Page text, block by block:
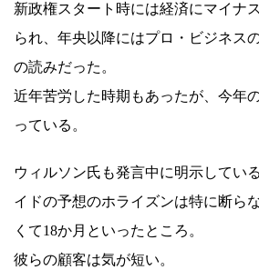
新政権スタート時には経済にマイナ
られ、年央以降にはプロ・ビジネス
の読みだった。
近年苦労した時期もあったが、今年
っている。
ウィルソン氏も発言中に明示してい
イドの予想のホライズンは特に断ら
くて18か月といったところ。
彼らの顧客は気が短い。